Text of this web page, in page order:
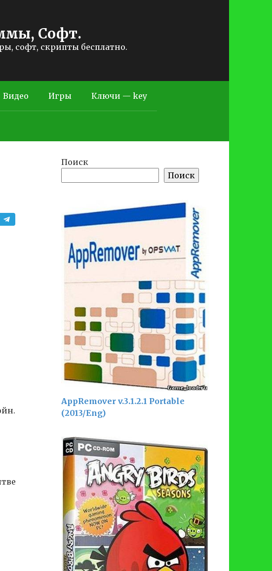
Софт.
софт, скрипты бесплатно.
Видео Игры Ключи — key
Поиск
Поиск
AppRemover v.3.1.2.1 Portable
(2013/Eng)